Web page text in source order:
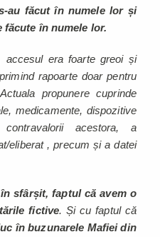
au făcut în numele lor și
în numele lor.
accesul era foarte greoi și
rapoarte doar pentru
propunere cuprinde
medicamente, dispozitive
acestora, a
eliberat , precum și a datei
sfârșit, faptul că avem o
fictive. Și cu faptul că
în buzunarele Mafiei din